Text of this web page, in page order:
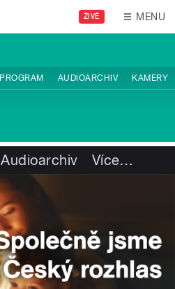
ŽIVĚ MENU
PROGRAM AUDIOARCHIV KAMERY
Audioarchiv Více…